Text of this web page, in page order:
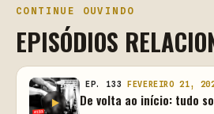
CONTINUE OUVINDO
EPISÓDIOS
EP. 133 FEVEREIRO 21,
De volta ao início: tudo